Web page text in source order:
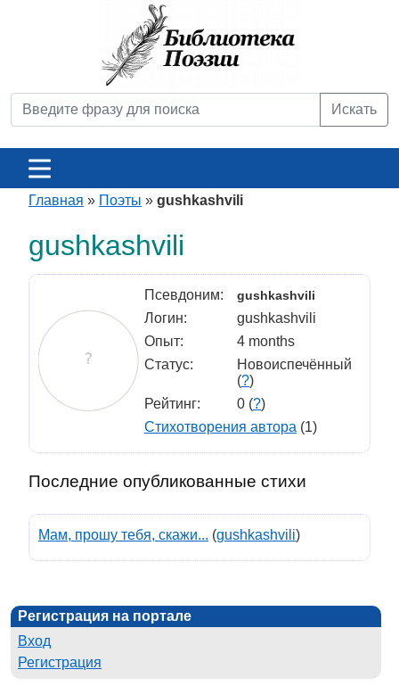
Искать
Главная » Поэты » gushkashvili
gushkashvili
Псевдоним: gushkashvili
Логин:
gushkashvili
Опыт:
4 months
Статус:
Новоиспечённый
(?)
Рейтинг:
0 (?)
Стихотворения автора (1)
Последние опубликованные стихи
Мам, прошу тебя, скажи... (gushkashvili)
Регистрация на портале
Вход
Регистрация